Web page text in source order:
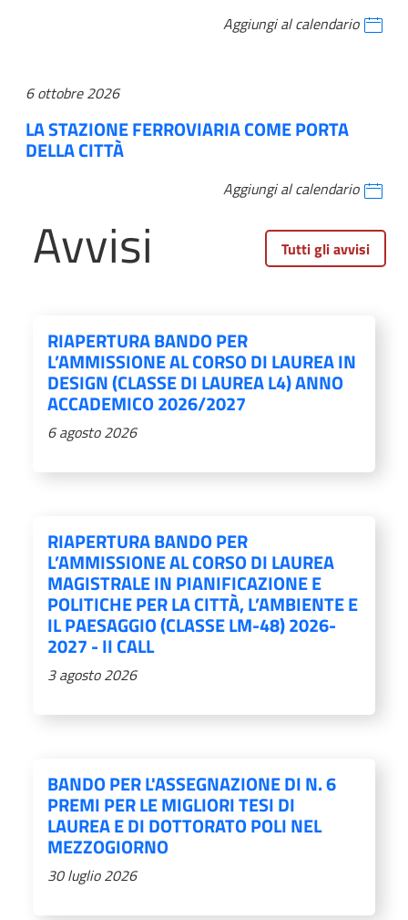
Aggiungi al calendario
6 ottobre 2026
LA STAZIONE FERROVIARIA COME PORTA
DELLA CITTÀ
Aggiungi al calendario
Avvisi
RIAPERTURA BANDO PER
L’AMMISSIONE AL CORSO DI LAUREA IN
DESIGN (CLASSE DI LAUREA L4) ANNO
ACCADEMICO 2026/2027
6 agosto 2026
RIAPERTURA BANDO PER
L’AMMISSIONE AL CORSO DI LAUREA
MAGISTRALE IN PIANIFICAZIONE E
POLITICHE PER LA CITTÀ, L’AMBIENTE E
IL PAESAGGIO (CLASSE LM-48) 2026-
2027 - II CALL
3 agosto 2026
BANDO PER L'ASSEGNAZIONE DI N. 6
PREMI PER LE MIGLIORI TESI DI
LAUREA E DI DOTTORATO POLI NEL
MEZZOGIORNO
30 luglio 2026
Tutti gli avvisi